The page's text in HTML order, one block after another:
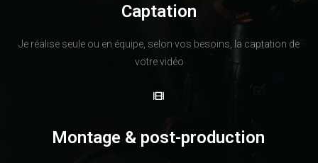
Captation
Je réalise seule ou en équipe, selon vos besoins, la captation de
votre vidéo
Montage & post-production